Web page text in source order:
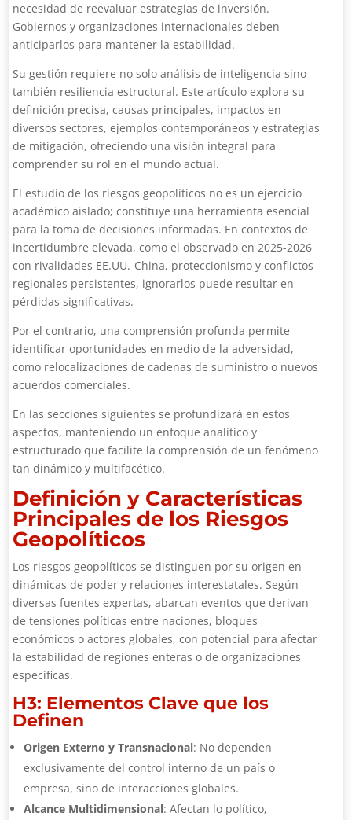
necesidad de reevaluar estrategias de inversión.
Gobiernos y organizaciones internacionales deben
anticiparlos para mantener la estabilidad.
Su gestión requiere no solo análisis de inteligencia sino
también resiliencia estructural. Este artículo explora su
definición precisa, causas principales, impactos en
diversos sectores, ejemplos contemporáneos y estrategias
de mitigación, ofreciendo una visión integral para
comprender su rol en el mundo actual.
El estudio de los riesgos geopolíticos no es un ejercicio
académico aislado; constituye una herramienta esencial
para la toma de decisiones informadas. En contextos de
incertidumbre elevada, como el observado en 2025-2026
con rivalidades EE.UU.-China, proteccionismo y conflictos
regionales persistentes, ignorarlos puede resultar en
pérdidas significativas.
Por el contrario, una comprensión profunda permite
identificar oportunidades en medio de la adversidad,
como relocalizaciones de cadenas de suministro o nuevos
acuerdos comerciales.
En las secciones siguientes se profundizará en estos
aspectos, manteniendo un enfoque analítico y
estructurado que facilite la comprensión de un fenómeno
tan dinámico y multifacético.
Definición y Características
Principales de los Riesgos
Geopolíticos
Los riesgos geopolíticos se distinguen por su origen en
dinámicas de poder y relaciones interestatales. Según
diversas fuentes expertas, abarcan eventos que derivan
de tensiones políticas entre naciones, bloques
económicos o actores globales, con potencial para afectar
la estabilidad de regiones enteras o de organizaciones
específicas.
H3: Elementos Clave que los
Definen
Origen Externo y Transnacional: No dependen
exclusivamente del control interno de un país o
empresa, sino de interacciones globales.
Alcance Multidimensional: Afectan lo político,